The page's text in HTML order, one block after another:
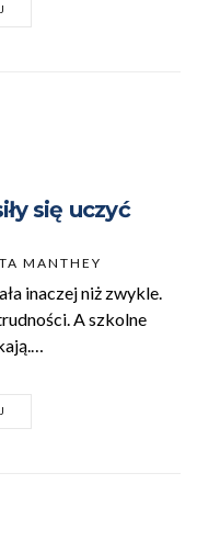
się uczyć
MANTHEY
inaczej niż zwykle.
A szkolne